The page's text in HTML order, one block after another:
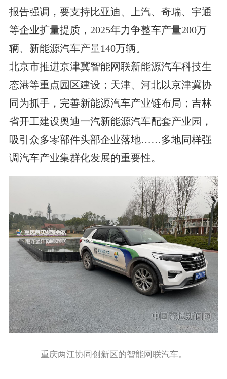
报告强调，要支持比亚迪、上汽、奇瑞、宇通
等企业扩量提质，2025年力争整车产量200万
辆、新能源汽车产量140万辆。
北京市推进京津冀智能网联新能源汽车科技生
态港等重点园区建设；天津、河北以京津冀协
同为抓手，完善新能源汽车产业链布局；吉林
省开工建设奥迪一汽新能源汽车配套产业园，
吸引众多零部件头部企业落地……多地同样强
调汽车产业集群化发展的重要性。
重庆两江协同创新区的智能网联汽车。